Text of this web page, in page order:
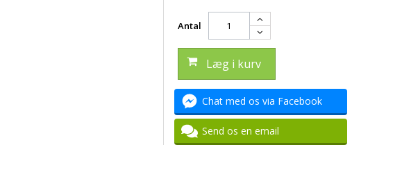
Antal
Læg i kurv
Chat med os via Facebook
Send os en email